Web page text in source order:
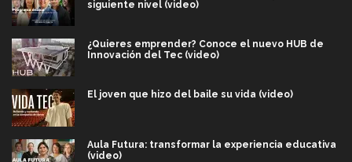
siguiente nivel (video)
¿Quieres emprender? Conoce el nuevo HUB de
Innovación del Tec (video)
El joven que hizo del baile su vida (video)
Aula Futura: transformar la experiencia educativa
(video)